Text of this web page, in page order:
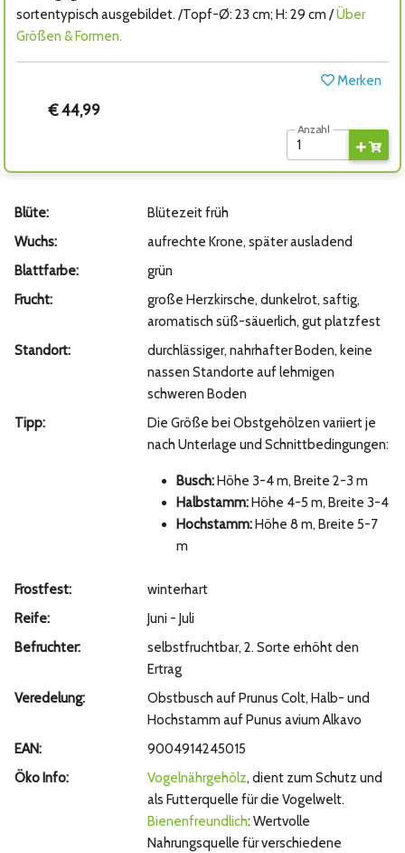
sortentypisch ausgebildet. /Topf-Ø: 23 cm; H: 29 cm /Über
Größen & Formen.
Merken
€ 44,99
Anzahl
Blüte:
Blütezeit früh
Wuchs:
aufrechte Krone, später ausladend
Blattfarbe:
grün
Frucht:
große Herzkirsche, dunkelrot, saftig,
aromatisch süß-säuerlich, gut platzfest
Standort:
durchlässiger, nahrhafter Boden, keine
nassen Standorte auf lehmigen
schweren Boden
Tipp:
Die Größe bei Obstgehölzen variiert je
nach Unterlage und Schnittbedingungen:
Busch:Höhe 3-4 m, Breite 2-3 m
Halbstamm:Höhe 4-5 m, Breite 3-4
Hochstamm:Höhe 8 m, Breite 5-7
m
Frostfest:
winterhart
Reife:
Juni - Juli
Befruchter:
selbstfruchtbar, 2. Sorte erhöht den
Ertrag
Veredelung:
Obstbusch auf Prunus Colt, Halb- und
Hochstamm auf Punus avium Alkavo
EAN:
9004914245015
Öko Info:
Vogelnährgehölz, dient zum Schutz und
als Futterquelle für die Vogelwelt.
Bienenfreundlich: Wertvolle
Nahrungsquelle für verschiedene